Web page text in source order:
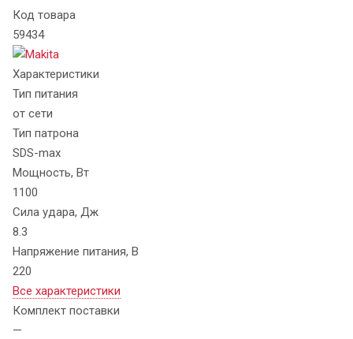
Код товара
59434
Характеристики
Тип питания
от сети
Тип патрона
SDS-max
Мощность, Вт
1100
Сила удара, Дж
8.3
Напряжение питания, В
220
Все характеристики
Комплект поставки
—